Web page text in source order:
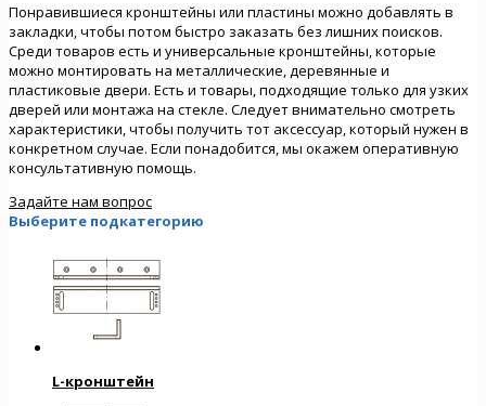
Понравившиеся кронштейны или пластины можно добавлять в
закладки, чтобы потом быстро заказать без лишних поисков.
Среди товаров есть и универсальные кронштейны, которые
можно монтировать на металлические, деревянные и
пластиковые двери. Есть и товары, подходящие только для узких
дверей или монтажа на стекле. Следует внимательно смотреть
характеристики, чтобы получить тот аксессуар, который нужен в
конкретном случае. Если понадобится, мы окажем оперативную
консультативную помощь.
Задайте нам вопрос
Выберите подкатегорию
L-кронштейн